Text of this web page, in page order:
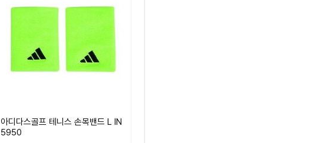
아디다스골프 테니스 손목밴드 L IN
5950